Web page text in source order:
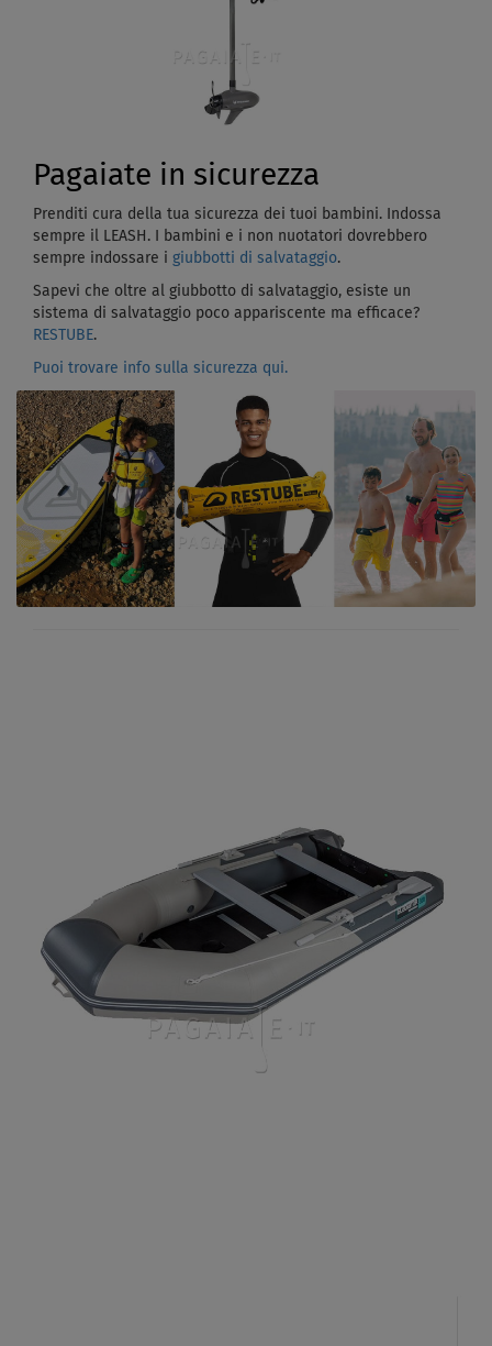
Pagaiate in sicurezza
Prenditi cura della tua sicurezza dei tuoi bambini. Indossa
sempre il LEASH. I bambini e i non nuotatori dovrebbero
sempre indossare i giubbotti di salvataggio.
Sapevi che oltre al giubbotto di salvataggio, esiste un
sistema di salvataggio poco appariscente ma efficace?
RESTUBE.
Puoi trovare info sulla sicurezza qui.